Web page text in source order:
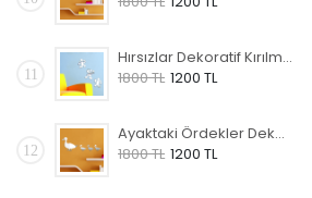
11
Hırsızlar Dekoratif Kırılmaz Ayna
1800 TL 1200 TL
12
Ayaktaki Ördekler Dekoratif Kırılmaz Ayna
1800 TL 1200 TL